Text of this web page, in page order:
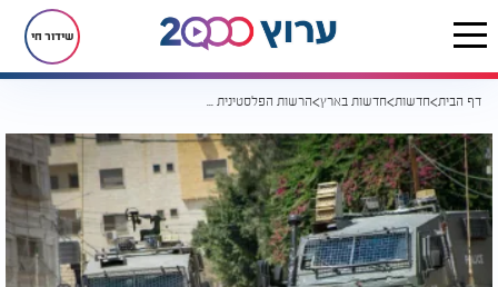
שידור חי
דף הבית חדשות חדשות בארץ הרשות הפלסטינית מפתיעה: המבצע בג'נין מסמן נקודת מפנה אפשרית ביהודה ובשומרון